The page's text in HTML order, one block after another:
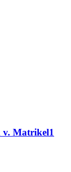
v. Matrikel1